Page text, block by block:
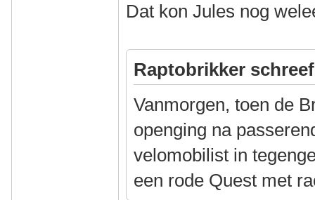
Dat kon Jules nog
Raptobrikker
Vanmorgen, toen de
openging na
velomobilist in
een rode Quest met